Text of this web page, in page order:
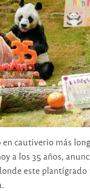
en cautiverio más
a los 35 años,
este plantígrado